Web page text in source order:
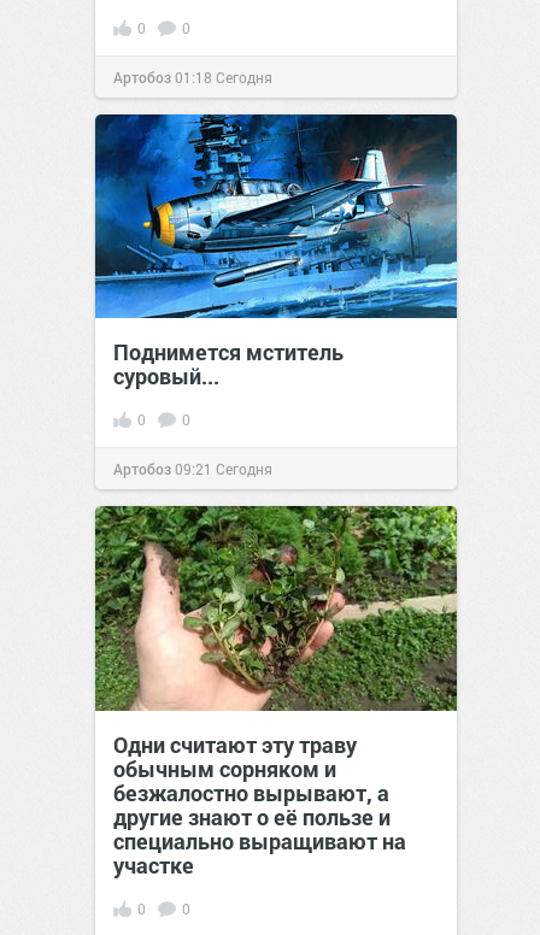
0 0
Артобоз01:18 Сегодня
Поднимется мститель
суровый...
0 0
Артобоз09:21 Сегодня
Одни считают эту траву
обычным сорняком и
безжалостно вырывают, а
другие знают о её пользе и
специально выращивают на
участке
0 0